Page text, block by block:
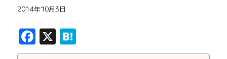
2014年10月3日
Facebook
X Hatena